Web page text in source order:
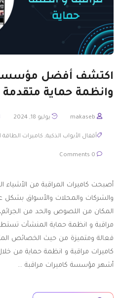
اكتشف أفضل مؤسسة
وانظمة حماية متقدمة
makaseb يوليو 18, 2024
أقفال الأبواب الذكية, كاميرات
أصبحت كاميرات المراقبة من الأشياء
والشركات والمحلات والأسواق بشكل
المكان من اللصوص والحد من
مراقبة و انظمة حماية المنشآت
فعالة ومتميزة من حيث الخصائص
كاميرات مراقبة و انظمة حماية من
أشهر مؤسسة كاميرات مراقبة …